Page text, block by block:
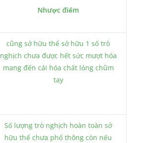
Nhược điểm
cũng sở hữu thể sở hữu 1 số trò
nghịch chưa được hết sức mượt hóa
mang đến cái hóa chất lỏng chũm
tay
Số lượng trò nghịch hoàn toàn sở
hữu thể chưa phổ thông còn nếu